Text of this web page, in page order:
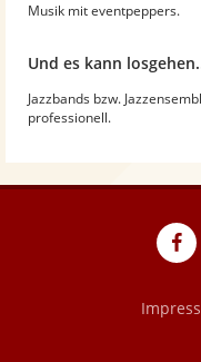
Musik mit eventpeppers.
Und es kann
Jazzbands bzw.
professionell.